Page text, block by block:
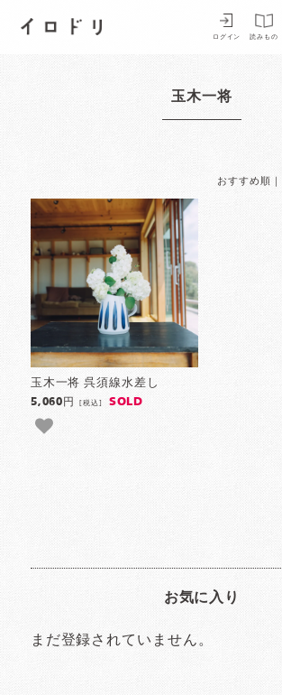
イロドリ
ログイン 読みもの
玉木一将
おすすめ順
玉木一将 呉須線水差し
5,060円[税込] SOLD
お気に入り
まだ登録されていません。